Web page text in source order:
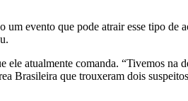
evento que pode atrair esse tipo
atualmente comanda. “Tivemos
Brasileira que trouxeram dois